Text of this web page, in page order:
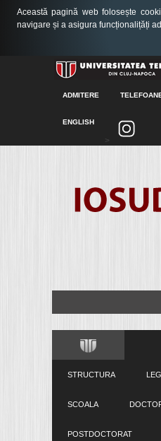
ADMITERE
ENGLISH
>
STRUCTURA
SCOALA
POSTDOCTORAT
Această pagină web folosește
navigare și a asigura funcționalițăți